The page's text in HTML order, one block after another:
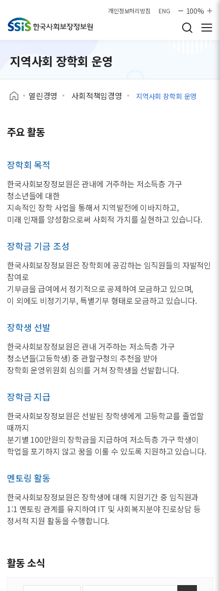
개인정보처리방침 ENG 100%
지역사회 장학회 운영
열린경영 사회적책임경영 지역사회 장학회 운영
주요 활동
장학회 목적
한국사회보장정보원은 관내에 거주하는 저소득층 가구
청소년들에 대한
지속적인 장학 사업을 통해서 지역발전에 이바지하고,
미래 인재를 양성함으로써 사회적 가치를 실현하고 있습니다.
장학금 기금 조성
한국사회보장정보원은 장학회에 공감하는 임직원들의 자발적인
참여로
기부금을 급여에서 정기적으로 공제하여 모금하고 있으며,
이 외에도 비정기기부, 특별기부 형태로 모금하고 있습니다.
장학생 선발
한국사회보장정보원은 관내 거주하는 저소득층 가구
청소년들(고등학생) 중 관할구청의 추천을 받아
장학회 운영위원회 심의를 거쳐 장학생을 선발합니다.
장학금 지급
한국사회보장정보원은 선발된 장학생에게 고등학교를 졸업할
때까지
분기별 100만원의 장학금을 지급하여 저소득층 가구 학생이
학업을 포기하지 않고 꿈을 이룰 수 있도록 지원하고 있습니다.
멘토링 활동
한국사회보장정보원은 장학생에 대해 지원기간 중 임직원과
1:1 멘토링 관계를 유지하여 IT 및 사회복지분야 진로상담 등
정서적 지원 활동을 수행합니다.
활동 소식